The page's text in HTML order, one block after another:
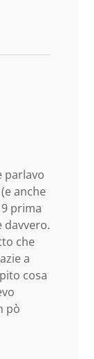
parlavo
anche
prima
davvero.
che
a
cosa
pò